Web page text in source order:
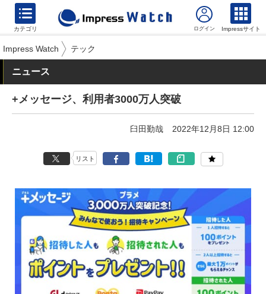
カテゴリ Impressサイト
Impress Watch テック
ニュース
+メッセージ、利用者3000万人突破
臼田勤哉 2022年12月8日 12:00
リスト